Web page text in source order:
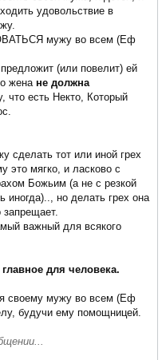
удовольствие в
мужу во всем (Еф
(или повелит) ей
жена не должна
что есть Некто, Который
сделать тот или иной грех
это мягко, и ласково с
Божьим (а не с резкой
иногда).., но делать грех она
важный для всякого
для человека.
своему мужу во всем (Еф
будучи ему помощницей.